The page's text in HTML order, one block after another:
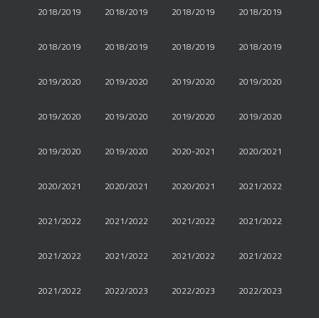
2018/2019 2018/2019 2018/2019 2018/2019
2018/2019 2018/2019 2018/2019 2018/2019
2019/2020 2019/2020 2019/2020 2019/2020
2019/2020 2019/2020 2019/2020 2019/2020
2019/2020 2019/2020 2020-2021 2020/2021
2020/2021 2020/2021 2020/2021 2021/2022
2021/2022 2021/2022 2021/2022 2021/2022
2021/2022 2021/2022 2021/2022 2021/2022
2021/2022 2022/2023 2022/2023 2022/2023